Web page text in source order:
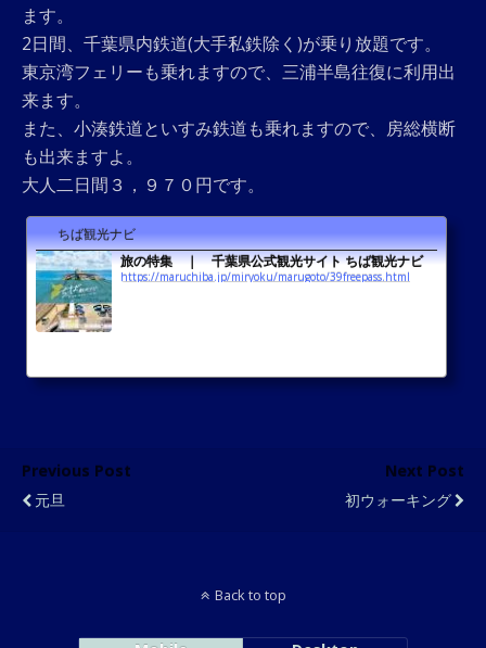
ます。
2日間、千葉県内鉄道(大手私鉄除く)が乗り放題です。
東京湾フェリーも乗れますので、三浦半島往復に利用出
来ます。
また、小湊鉄道といすみ鉄道も乗れますので、房総横断
も出来ますよ。
大人二日間３，９７０円です。
ちば観光ナビ
旅の特集 ｜ 千葉県公式観光サイト ちば観光ナビ
https://maruchiba.jp/miryoku/marugoto/39freepass.html
Previous Post
元旦
Next Post
初ウォーキング
Back to top